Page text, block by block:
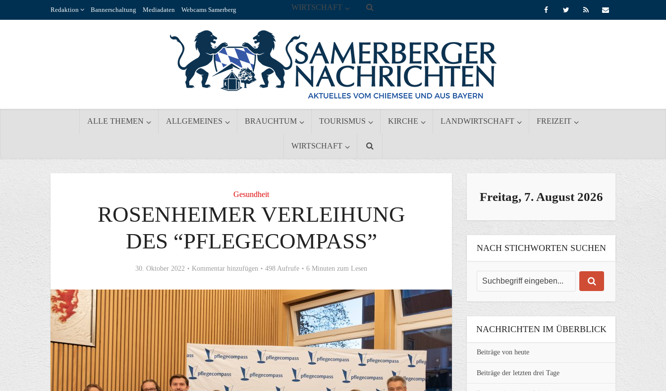
Redaktion Bannerschaltung Mediadaten Webcams Samerberg
ALLE THEMEN ALLGEMEINES BRAUCHTUM TOURISMUS KIRCHE LANDWIRTSCHAFT FREIZEIT
WIRTSCHAFT
WIRTSCHAFT
Gesundheit
ROSENHEIMER VERLEIHUNG
DES “PFLEGECOMPASS”
30. Oktober 2022 Kommentar hinzufügen 498 Aufrufe 6 Minuten zum Lesen
Freitag, 7. August 2026
NACH STICHWORTEN SUCHEN
NACHRICHTEN IM ÜBERBLICK
Beiträge von heute
Beiträge der letzten drei Tage